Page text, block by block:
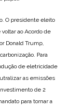
O presidente eleito
ao Acordo de
Donald Trump,
Para
de eletricidade
as emissões
de 2
para tornar a